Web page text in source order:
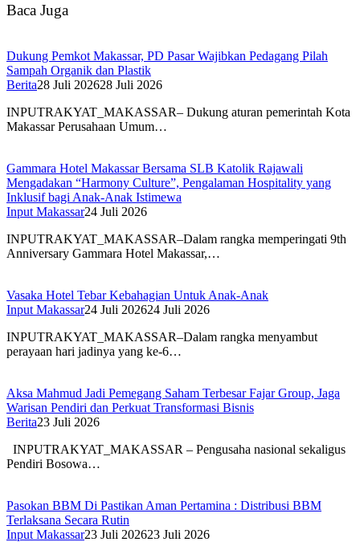
Baca Juga
Dukung Pemkot Makassar, PD Pasar Wajibkan Pedagang Pilah
Sampah Organik dan Plastik
Berita28 Juli 202628 Juli 2026
INPUTRAKYAT_MAKASSAR– Dukung aturan pemerintah Kota
Makassar Perusahaan Umum…
Gammara Hotel Makassar Bersama SLB Katolik Rajawali
Mengadakan “Harmony Culture”, Pengalaman Hospitality yang
Inklusif bagi Anak-Anak Istimewa
Input Makassar24 Juli 2026
INPUTRAKYAT_MAKASSAR–Dalam rangka memperingati 9th
Anniversary Gammara Hotel Makassar,…
Vasaka Hotel Tebar Kebahagian Untuk Anak-Anak
Input Makassar24 Juli 202624 Juli 2026
INPUTRAKYAT_MAKASSAR–Dalam rangka menyambut
perayaan hari jadinya yang ke-6…
Aksa Mahmud Jadi Pemegang Saham Terbesar Fajar Group, Jaga
Warisan Pendiri dan Perkuat Transformasi Bisnis
Berita23 Juli 2026
INPUTRAKYAT_MAKASSAR – Pengusaha nasional sekaligus
Pendiri Bosowa…
Pasokan BBM Di Pastikan Aman Pertamina : Distribusi BBM
Terlaksana Secara Rutin
Input Makassar23 Juli 202623 Juli 2026